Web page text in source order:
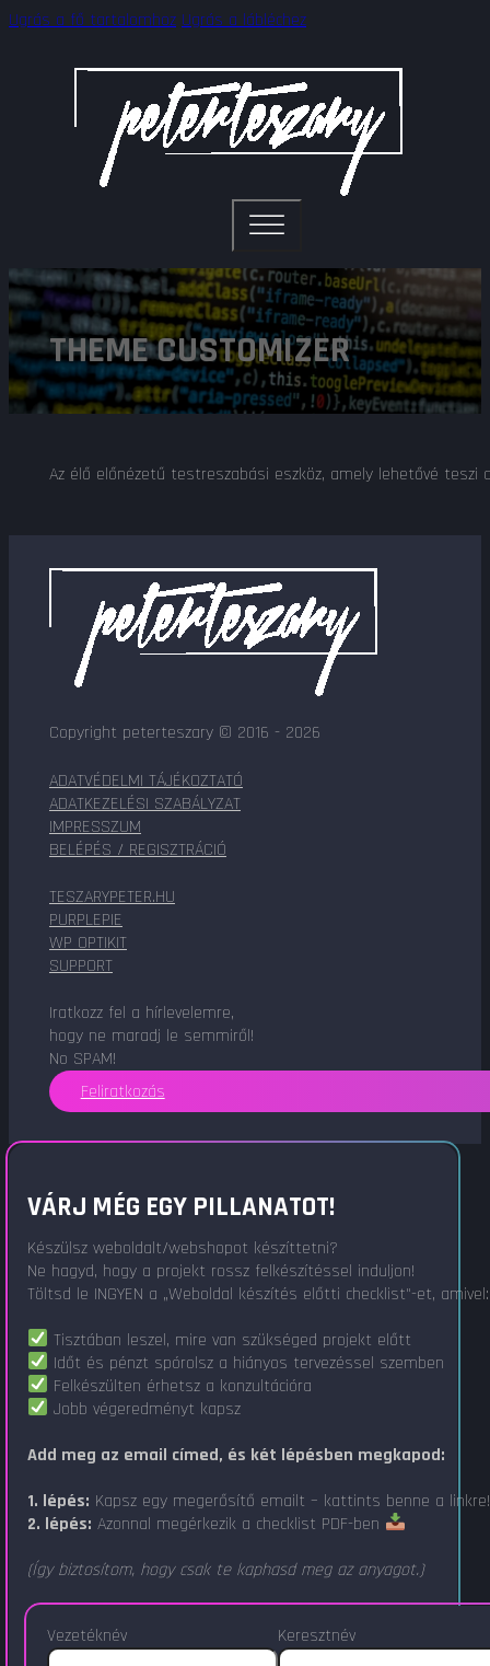
Ugrás a fő tartalomhoz Ugrás a lábléchez
THEME CUSTOMIZER
Az élő előnézetű testreszabási eszköz, amely lehetővé teszi
Copyright peterteszary © 2016 - 2026
ADATVÉDELMI TÁJÉKOZTATÓ
ADATKEZELÉSI SZABÁLYZAT
IMPRESSZUM
BELÉPÉS / REGISZTRÁCIÓ
TESZARYPETER.HU
PURPLEPIE
WP OPTIKIT
SUPPORT
Iratkozz fel a hírlevelemre,
hogy ne maradj le semmiről!
No SPAM!
Feliratkozás
VÁRJ MÉG EGY PILLANATOT!
Készülsz weboldalt/webshopot készíttetni?
Ne hagyd, hogy a projekt rossz felkészítéssel induljon!
Töltsd le INGYEN a „Weboldal készítés előtti checklist"-et, amivel:
Tisztában leszel, mire van szükséged projekt előtt
Időt és pénzt spórolsz a hiányos tervezéssel szemben
Felkészülten érhetsz a konzultációra
Jobb végeredményt kapsz
Add meg az email címed, és két lépésben megkapod:
1. lépés: Kapsz egy megerősítő emailt – kattints benne a linkre!
2. lépés: Azonnal megérkezik a checklist PDF-ben
(Így biztosítom, hogy csak te kaphasd meg az anyagot.)
Vezetéknév Keresztnév